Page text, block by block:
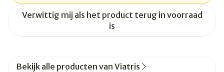
Verwittig mij als het product terug in voorraad
is
Bekijk alle producten van Viatris